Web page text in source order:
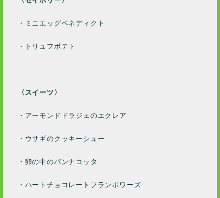
2020 / 3
2019 / 12
2019 / 9
・ミニエッグベネディクト
・トリュフポテト
〈スイーツ〉
・アーモンドドラジェのエクレア
・ウサギのクッキーシュー
・卵の中のパンナコッタ
・ハートチョコレートフランボワーズ